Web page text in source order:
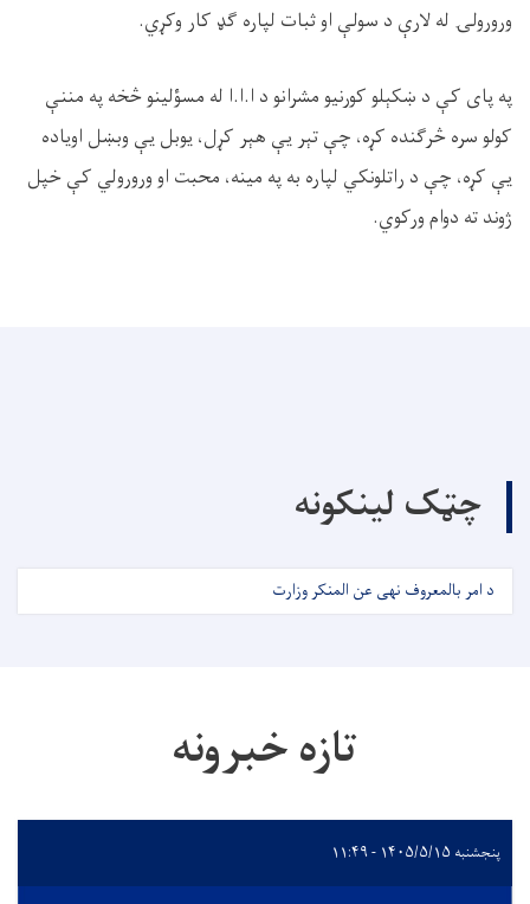
ورورولۍ له لارې د سولې او ثبات لپاره ګډ کار وکړي.
په پای کې د ښکېلو کورنيو مشرانو د ا.ا.ا له مسؤلينو څخه په مننې
کولو سره څرګنده کړه، چې تېر يې هېر کړل، يوبل يې وبښل اوياده
يې کړه، چې د راتلونکي لپاره به په مينه، محبت او ورورولي کې خپل
ژوند ته دوام ورکوي.
چټک لینکونه
د امر بالمعروف نهی عن المنکر وزارت
تازه خبرونه
پنجشنبه ۱۴۰۵/۵/۱۵ - ۱۱:۴۹